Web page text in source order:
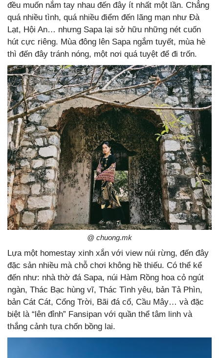
đều muốn nắm tay nhau đến đây ít nhất một lần. Chẳng
quá nhiều tình, quá nhiều điểm đến lãng mạn như Đà
Lạt, Hội An… nhưng Sapa lại sở hữu những nét cuốn
hút cực riêng. Mùa đông lên Sapa ngắm tuyết, mùa hè
thì đến đây tránh nóng, một nơi quá tuyệt để đi trốn.
@ chuong.mk
Lựa một homestay xinh xắn với view núi rừng, đến đây
đặc sản nhiều mà chỗ chơi không hề thiếu. Có thể kể
đến như: nhà thờ đá Sapa, núi Hàm Rồng hoa cỏ ngút
ngàn, Thác Bạc hùng vĩ, Thác Tình yêu, bản Tả Phìn,
bản Cát Cát, Cổng Trời, Bãi đá cổ, Cầu Mây… và đặc
biệt là “lên đỉnh” Fansipan với quần thể tâm linh và
thắng cảnh tựa chốn bồng lai.